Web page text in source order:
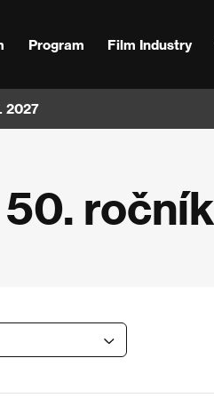
Program Film Industry
2027
ročník